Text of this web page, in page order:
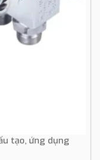
tạo, ứng dụng